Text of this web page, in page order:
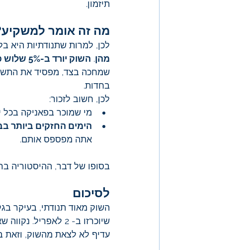
תיזמון.
מה זה אומר
לכן, למרות שתנודתיות היא
מהן. השוק יורד ב-5% שלוש פעמים בשנה בממוצע
שמחכה בצד, מפסיד את
בחדות.
לכן, חשוב לזכור:
מי שמוכר בפאניקה בכל
הימים החזקים ביותר
אתה מפספס אותם.
בסופו של דבר, ההיסטוריה
לסיכום
השוק מאוד תנודתי, בעיקר
עדיף לא לצאת מהשוק, וזאת